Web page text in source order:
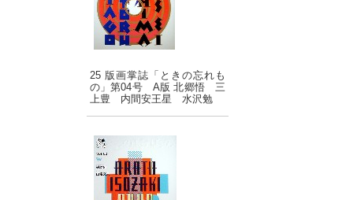
25 版画掌誌「ときの忘れも
の」第04号 A版 北郷悟 三
上豊 内間安王星 水沢勉